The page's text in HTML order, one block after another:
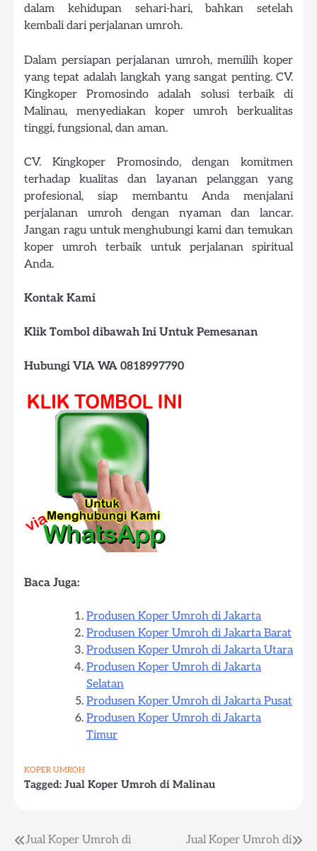
dalam kehidupan sehari-hari, bahkan setelah
kembali dari perjalanan umroh.
Dalam persiapan perjalanan umroh, memilih koper
yang tepat adalah langkah yang sangat penting. CV.
Kingkoper Promosindo adalah solusi terbaik di
Malinau, menyediakan koper umroh berkualitas
tinggi, fungsional, dan aman.
CV. Kingkoper Promosindo, dengan komitmen
terhadap kualitas dan layanan pelanggan yang
profesional, siap membantu Anda menjalani
perjalanan umroh dengan nyaman dan lancar.
Jangan ragu untuk menghubungi kami dan temukan
koper umroh terbaik untuk perjalanan spiritual
Anda.
Kontak Kami
Klik Tombol dibawah Ini Untuk Pemesanan
Hubungi VIA WA 0818997790
Baca Juga:
Produsen Koper Umroh di Jakarta
Produsen Koper Umroh di Jakarta Barat
Produsen Koper Umroh di Jakarta Utara
Produsen Koper Umroh di Jakarta
Selatan
Produsen Koper Umroh di Jakarta Pusat
Produsen Koper Umroh di Jakarta
Timur
KOPER UMROH
Tagged: Jual Koper Umroh di Malinau
Post
Jual Koper Umroh di
Jual Koper Umroh di